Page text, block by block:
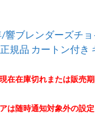
響ブレンダーズチ
規品 カートン付き
在在庫切れまたは販売
は随時通知対象外の設